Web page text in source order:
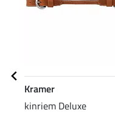
Kramer
kinriem Deluxe